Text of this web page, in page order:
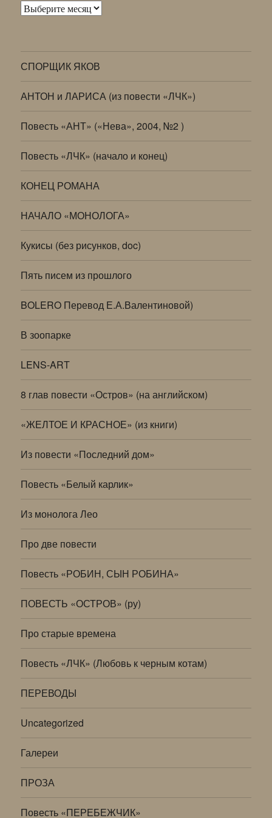
Архивы
СПОРЩИК ЯКОВ
АНТОН и ЛАРИСА (из повести «ЛЧК»)
Повесть «АНТ» («Нева», 2004, №2 )
Повесть «ЛЧК» (начало и конец)
КОНЕЦ РОМАНА
НАЧАЛО «МОНОЛОГА»
Кукисы (без рисунков, doc)
Пять писем из прошлого
BOLERO Перевод Е.А.Валентиновой)
В зоопарке
LENS-ART
8 глав повести «Остров» (на английском)
«ЖЕЛТОЕ И КРАСНОЕ» (из книги)
Из повести «Последний дом»
Повесть «Белый карлик»
Из монолога Лео
Про две повести
Повесть «РОБИН, СЫН РОБИНА»
ПОВЕСТЬ «ОСТРОВ» (ру)
Про старые времена
Повесть «ЛЧК» (Любовь к черным котам)
ПЕРЕВОДЫ
Uncategorized
Галереи
ПРОЗА
Повесть «ПЕРЕБЕЖЧИК»